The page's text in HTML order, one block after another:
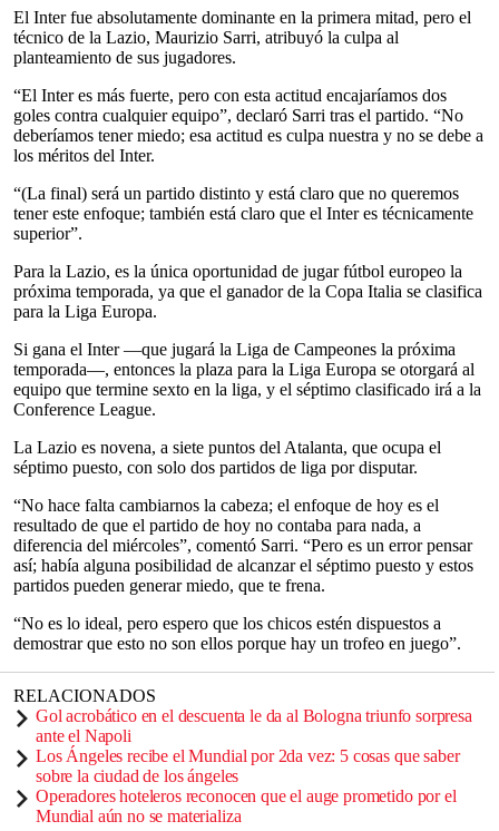
El Inter fue absolutamente dominante en la primera mitad, pero el
técnico de la Lazio, Maurizio Sarri, atribuyó la culpa al
planteamiento de sus jugadores.
“El Inter es más fuerte, pero con esta actitud encajaríamos dos
goles contra cualquier equipo”, declaró Sarri tras el partido. “No
deberíamos tener miedo; esa actitud es culpa nuestra y no se debe a
los méritos del Inter.
“(La final) será un partido distinto y está claro que no queremos
tener este enfoque; también está claro que el Inter es técnicamente
superior”.
Para la Lazio, es la única oportunidad de jugar fútbol europeo la
próxima temporada, ya que el ganador de la Copa Italia se clasifica
para la Liga Europa.
Si gana el Inter —que jugará la Liga de Campeones la próxima
temporada—, entonces la plaza para la Liga Europa se otorgará al
equipo que termine sexto en la liga, y el séptimo clasificado irá a la
Conference League.
La Lazio es novena, a siete puntos del Atalanta, que ocupa el
séptimo puesto, con solo dos partidos de liga por disputar.
“No hace falta cambiarnos la cabeza; el enfoque de hoy es el
resultado de que el partido de hoy no contaba para nada, a
diferencia del miércoles”, comentó Sarri. “Pero es un error pensar
así; había alguna posibilidad de alcanzar el séptimo puesto y estos
partidos pueden generar miedo, que te frena.
“No es lo ideal, pero espero que los chicos estén dispuestos a
demostrar que esto no son ellos porque hay un trofeo en juego”.
RELACIONADOS
Gol acrobático en el descuenta le da al Bologna triunfo sorpresa
ante el Napoli
Los Ángeles recibe el Mundial por 2da vez: 5 cosas que saber
sobre la ciudad de los ángeles
Operadores hoteleros reconocen que el auge prometido por el
Mundial aún no se materializa